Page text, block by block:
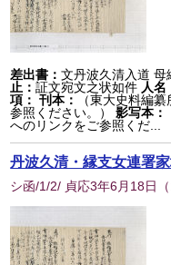
差出書：文丹波久清入道 母
止：証文宛文之状如件 人名
項： 刊本：
（東大史料編
参照ください。）
影写本：
へのリンクをご参照くだ...
丹波久清・縁支女連署
シ函/1/2/ 貞応3年6月18日 （